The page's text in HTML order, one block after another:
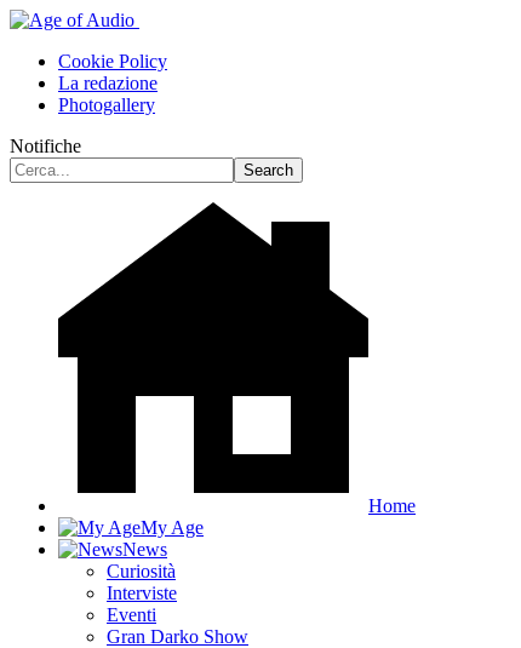
Cookie Policy
La redazione
Photogallery
Notifiche
Home
My Age
News
Curiosità
Interviste
Eventi
Gran Darko Show